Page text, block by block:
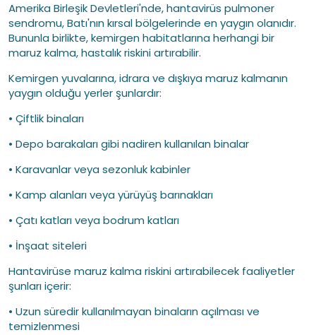
Amerika Birleşik Devletleri'nde, hantavirüs pulmoner
sendromu, Batı'nın kırsal bölgelerinde en yaygın olanıdır.
Bununla birlikte, kemirgen habitatlarına herhangi bir
maruz kalma, hastalık riskini artırabilir.
Kemirgen yuvalarına, idrara ve dışkıya maruz kalmanın
yaygın olduğu yerler şunlardır:
• Çiftlik binaları
• Depo barakaları gibi nadiren kullanılan binalar
• Karavanlar veya sezonluk kabinler
• Kamp alanları veya yürüyüş barınakları
• Çatı katları veya bodrum katları
• İnşaat siteleri
Hantavirüse maruz kalma riskini artırabilecek faaliyetler
şunları içerir:
• Uzun süredir kullanılmayan binaların açılması ve
temizlenmesi